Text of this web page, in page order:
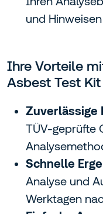
und
Ihre Vorteile
Asbest Test Kit
Zuverlässige
TÜV-geprüfte
Schnelle
Analyse und
Werktagen